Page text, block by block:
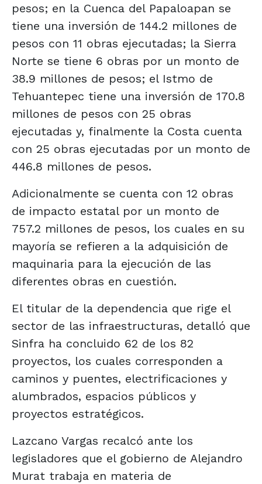
pesos; en la Cuenca del Papaloapan se
tiene una inversión de 144.2 millones de
pesos con 11 obras ejecutadas; la Sierra
Norte se tiene 6 obras por un monto de
38.9 millones de pesos; el Istmo de
Tehuantepec tiene una inversión de 170.8
millones de pesos con 25 obras
ejecutadas y, finalmente la Costa cuenta
con 25 obras ejecutadas por un monto de
446.8 millones de pesos.
Adicionalmente se cuenta con 12 obras
de impacto estatal por un monto de
757.2 millones de pesos, los cuales en su
mayoría se refieren a la adquisición de
maquinaria para la ejecución de las
diferentes obras en cuestión.
El titular de la dependencia que rige el
sector de las infraestructuras, detalló que
Sinfra ha concluido 62 de los 82
proyectos, los cuales corresponden a
caminos y puentes, electrificaciones y
alumbrados, espacios públicos y
proyectos estratégicos.
Lazcano Vargas recalcó ante los
legisladores que el gobierno de Alejandro
Murat trabaja en materia de